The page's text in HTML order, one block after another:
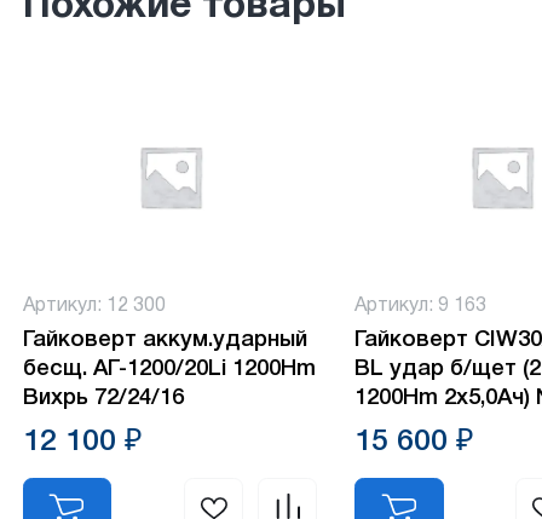
Артикул: 12 300
Гайковерт аккум.ударный
бесщ. АГ-1200/20Li 1200Hm
Вихрь 72/24/16
12 100 ₽
Артикул: 9 163
Гайковерт
BL удар б/щет
1200Hm
15 600 ₽